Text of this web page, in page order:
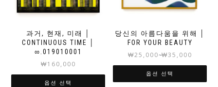
과거, 현재, 미래 │
CONTINUOUS TIME │
∞.019010001
₩160,000
옵션 선택
당신의 아름다움을 위해 │
FOR YOUR BEAUTY
₩25,000~₩35,000
옵션 선택